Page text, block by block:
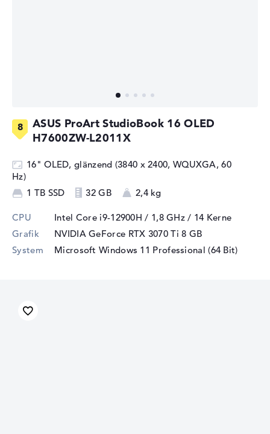
ASUS ProArt StudioBook 16 OLED
H7600ZW-L2011X
16" OLED, glänzend (3840 x 2400, WQUXGA, 60
Hz)
1 TB SSD
32 GB 2,4 kg
CPU Intel Core i9-12900H / 1,8 GHz / 14 Kerne
Grafik
NVIDIA GeForce RTX 3070 Ti 8 GB
System
Microsoft Windows 11 Professional (64 Bit)